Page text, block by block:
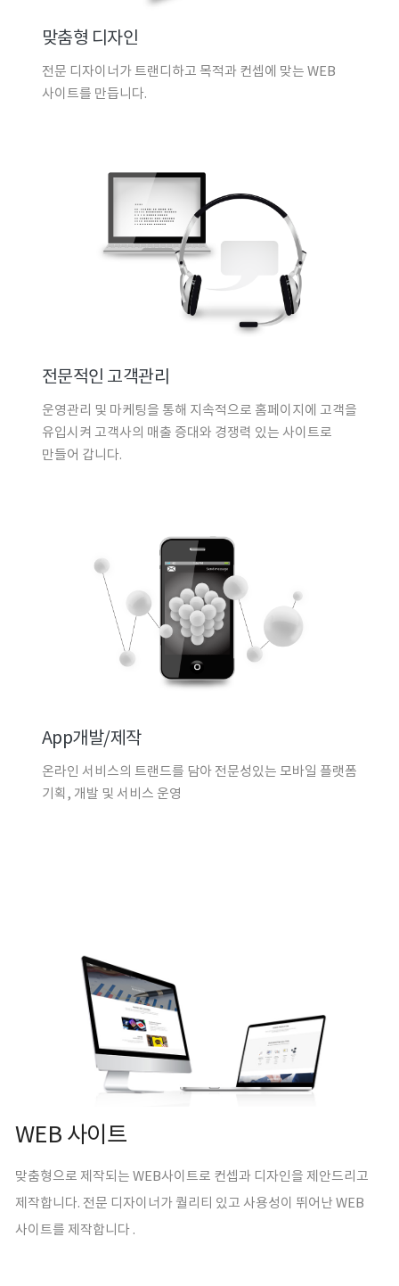
맞춤형 디자인
전문 디자이너가 트랜디하고 목적과 컨셉에 맞는 WEB
사이트를 만듭니다.
전문적인 고객관리
운영관리 및 마케팅을 통해 지속적으로 홈페이지에 고객을
유입시켜 고객사의 매출 증대와 경쟁력 있는 사이트로
만들어 갑니다.
App개발/제작
온라인 서비스의 트랜드를 담아 전문성있는 모바일 플랫폼
기획, 개발 및 서비스 운영
WEB 사이트
맞춤형으로 제작되는 WEB사이트로 컨셉과 디자인을 제안드리고
제작합니다. 전문 디자이너가 퀄리티 있고 사용성이 뛰어난 WEB
사이트를 제작합니다 .